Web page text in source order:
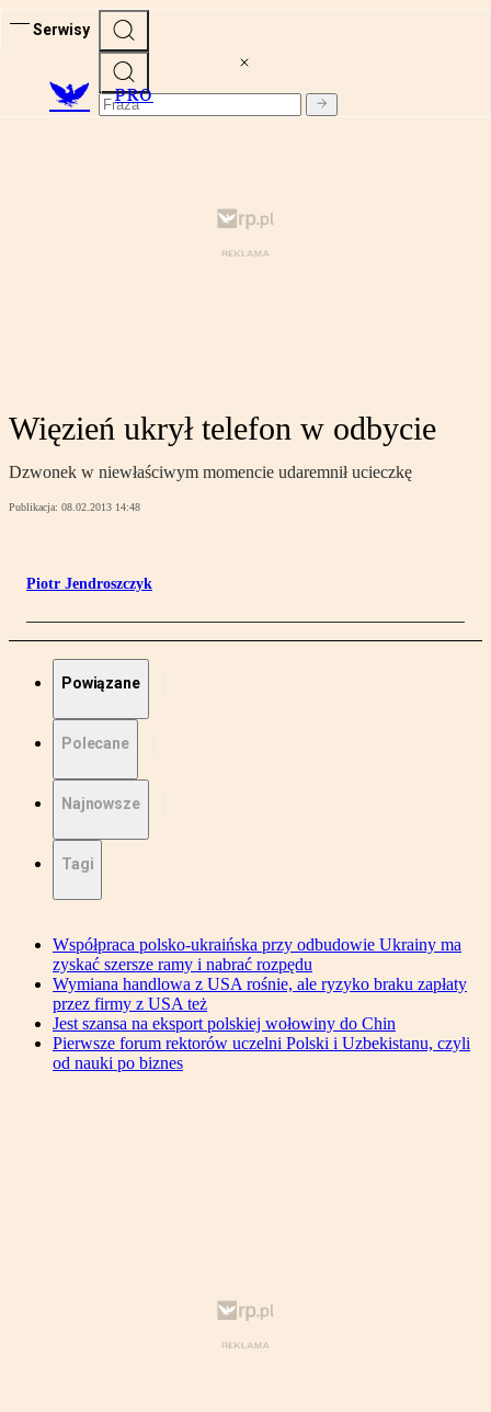
Serwisy
PRO
Więzień ukrył telefon w odbycie
Dzwonek w niewłaściwym momencie udaremnił ucieczkę
Publikacja: 08.02.2013 14:48
Piotr Jendroszczyk
Powiązane
Polecane
Najnowsze
Tagi
Współpraca polsko-ukraińska przy odbudowie Ukrainy ma
zyskać szersze ramy i nabrać rozpędu
Wymiana handlowa z USA rośnie, ale ryzyko braku zapłaty
przez firmy z USA też
Jest szansa na eksport polskiej wołowiny do Chin
Pierwsze forum rektorów uczelni Polski i Uzbekistanu, czyli
od nauki po biznes